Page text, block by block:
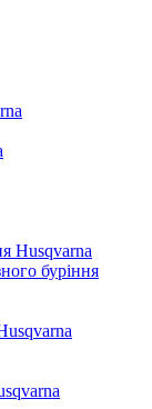
Husqvarna
буріння